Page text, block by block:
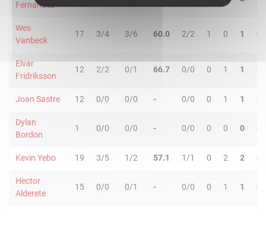
Fernandez
Wes
Vanbeck
17 3/4 3/6 60.0 2/2 1 0 1 0
Elvar
Fridriksson
12 2/2 0/1 66.7 0/0 0 1 1 3
Joan Sastre 12 0/0 0/0 - 0/0 0 1 1 2
Dylan
Bordon
1 0/0 0/0 - 0/0 0 0 0 0
Kevin Yebo 19 3/5 1/2 57.1 1/1 0 2 2 0
Hector
Alderete
15 0/0 0/1 - 0/0 0 1 1 0